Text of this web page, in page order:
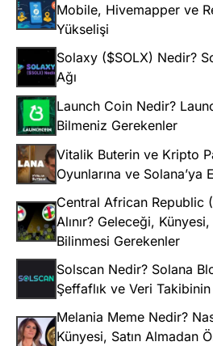
Mobile, Hivemapper ve
Yükselişi
Solaxy ($SOLX) Nedir?
Ağı
Launch Coin Nedir?
Bilmeniz Gerekenler
Vitalik Buterin ve Kripto
Oyunlarına ve Solana’ya
Central African Republic
Alınır? Geleceği,
Bilinmesi Gerekenler
Solscan Nedir? Solana
Şeffaflık ve Veri Takibinin
Melania Meme Nedir?
Künyesi, Satın Almadan